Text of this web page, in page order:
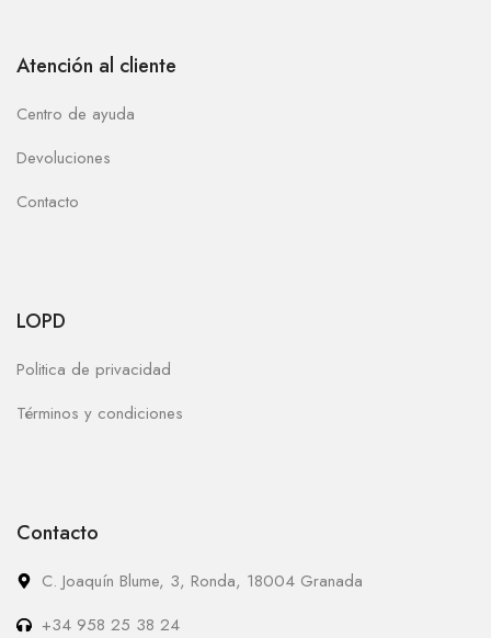
Atención al cliente
Centro de ayuda
Devoluciones
Contacto
LOPD
Politica de privacidad
Términos y condiciones
Contacto
C. Joaquín Blume, 3, Ronda, 18004 Granada
+34 958 25 38 24